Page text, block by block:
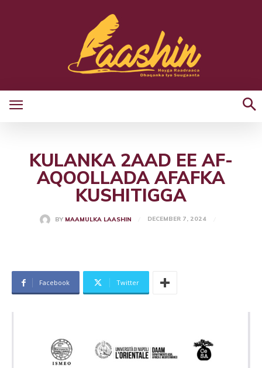
KULANKA 2AAD EE AF-
AQOOLLADA AFAFKA
KUSHITIGGA
BY MAAMULKA LAASHIN DECEMBER 7, 2024
Facebook Twitter